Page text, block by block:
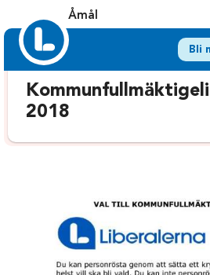
Åmål
Bli
2018